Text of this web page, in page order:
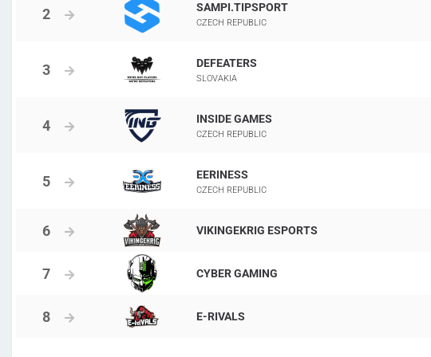
SAMPI.TIPSPORT
CZECH REPUBLIC
DEFEATERS
SLOVAKIA
INSIDE GAMES
CZECH REPUBLIC
EERINESS
CZECH REPUBLIC
VIKINGEKRIG ESPORTS
CYBER GAMING
E-RIVALS